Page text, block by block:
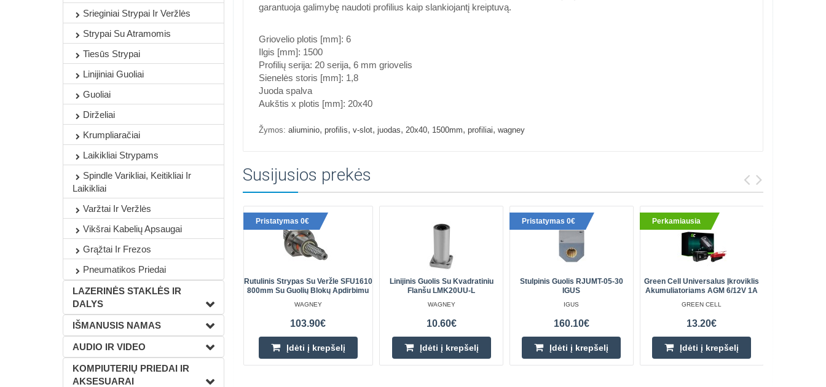
Srieginiai Strypai Ir Veržlės
Strypai Su Atramomis
Tiesūs Strypai
Linijiniai Guoliai
Guoliai
Dirželiai
Krumpliaračiai
Laikikliai Strypams
Spindle Varikliai, Keitikliai Ir
Laikikliai
Varžtai Ir Veržlės
Vikšrai Kabelių Apsaugai
Grąžtai Ir Frezos
Pneumatikos Priedai
LAZERINĖS STAKLĖS IR
DALYS
IŠMANUSIS NAMAS
AUDIO IR VIDEO
KOMPIUTERIŲ PRIEDAI IR
AKSESUARAI
garantuoja galimybę naudoti profilius kaip slankiojantį kreiptuvą.
Griovelio plotis [mm]: 6
Ilgis [mm]: 1500
Profilių serija: 20 serija, 6 mm griovelis
Sienelės storis [mm]: 1,8
Juoda spalva
Aukštis x plotis [mm]: 20x40
Žymos: aliuminio, profilis, v-slot, juodas, 20x40, 1500mm, profiliai, wagney
Susijusios prekės
Pristatymas 0€
Rutulinis Strypas Su Veržle SFU1610
800mm Su Guolių Blokų Apdirbimu
WAGNEY
103.90€
Įdėti į krepšelį
Linijinis Guolis Su Kvadratiniu
Flanšu LMK20UU-L
WAGNEY
10.60€
Įdėti į krepšelį
Pristatymas 0€
Stulpinis Guolis RJUMT-05-30
IGUS
IGUS
160.10€
Įdėti į krepšelį
Perkamiausia
Green Cell Universalus Įkroviklis
Akumuliatoriams AGM 6/12V 1A
GREEN CELL
13.20€
Įdėti į krepšelį